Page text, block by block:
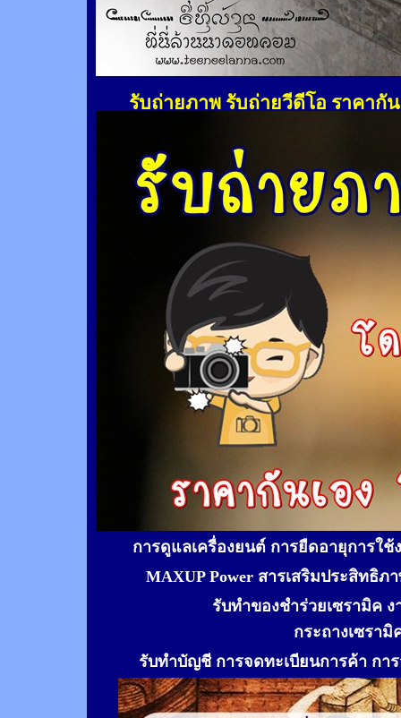
รับถ่ายภาพ รับถ่ายวีดีโอ ราคากั
การดูแลเครื่องยนต์ การยืดอายุการใ
MAXUP Power สารเสริมประสิทธิ
รับทำของชำร่วยเซรามิค
กระถางเซรา
รับทำบัญชี การจดทะเบียนการค้า กา